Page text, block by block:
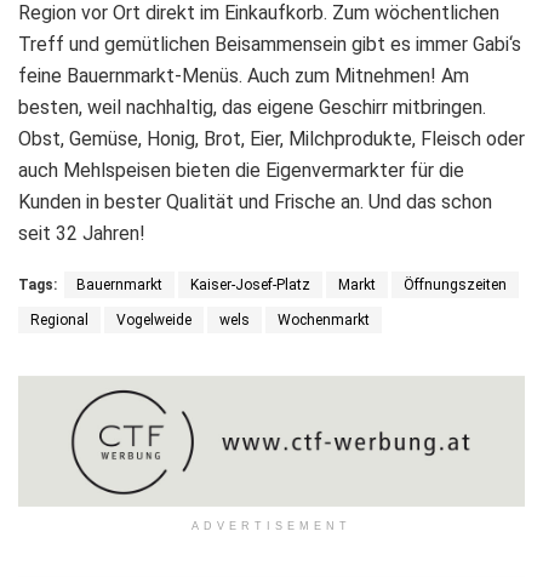
Region vor Ort direkt im Einkaufkorb. Zum wöchentlichen
Treff und gemütlichen Beisammensein gibt es immer Gabi‘s
feine Bauernmarkt-Menüs. Auch zum Mitnehmen! Am
besten, weil nachhaltig, das eigene Geschirr mitbringen.
Obst, Gemüse, Honig, Brot, Eier, Milchprodukte, Fleisch oder
auch Mehlspeisen bieten die Eigenvermarkter für die
Kunden in bester Qualität und Frische an. Und das schon
seit 32 Jahren!
Tags: Bauernmarkt Kaiser-Josef-Platz Markt Öffnungszeiten
Regional Vogelweide wels Wochenmarkt
ADVERTISEMENT